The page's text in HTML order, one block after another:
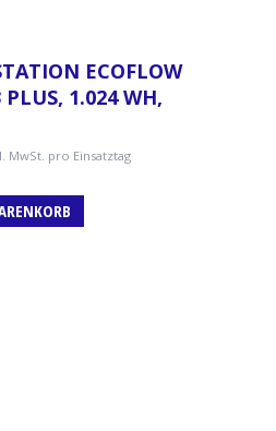
ECOFLOW
PLUS, 1.024 WH,
MwSt. pro Einsatztag